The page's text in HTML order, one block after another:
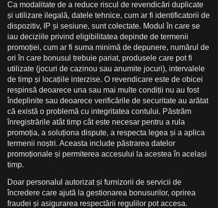
Ca modalitate de a reduce riscul de revendicări duplicate
și utilizare ilegală, datele tehnice, cum ar fi identificatorii de
dispozitiv, IP și sesiune, sunt colectate. Modul în care se
iau deciziile privind eligibilitatea depinde de termenii
promoției, cum ar fi suma minimă de depunere, numărul de
ori în care bonusul trebuie pariat, produsele care pot fi
utilizate (jocuri de cazinou sau anumite jocuri), intervalele
de timp și locațiile interzise. O revendicare este de obicei
respinsă deoarece una sau mai multe condiții nu au fost
îndeplinite sau deoarece verificările de securitate au arătat
că există o problemă cu integritatea contului. Păstrăm
înregistrările atât timp cât este necesar pentru a rula
promoția, a soluționa dispute, a respecta legea și a aplica
termenii noștri. Aceasta include păstrarea datelor
promoționale și permiterea accesului la acestea în același
timp.
Doar personalul autorizat și furnizorii de servicii de
încredere care ajută la gestionarea bonusurilor, oprirea
fraudei și asigurarea respectării regulilor pot accesa.